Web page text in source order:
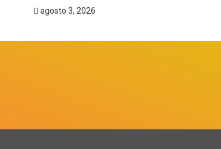
agosto 3, 2026